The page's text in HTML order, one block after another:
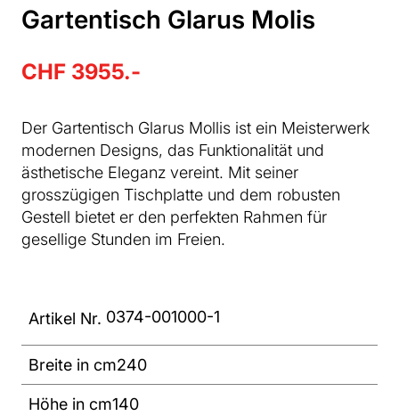
Gartentisch Glarus Molis
CHF 3955.-
Der Gartentisch Glarus Mollis ist ein Meisterwerk
modernen Designs, das Funktionalität und
ästhetische Eleganz vereint. Mit seiner
grosszügigen Tischplatte und dem robusten
Gestell bietet er den perfekten Rahmen für
gesellige Stunden im Freien.
Artikel Nr. 0374-001000-1
Breite in cm240
Höhe in cm140